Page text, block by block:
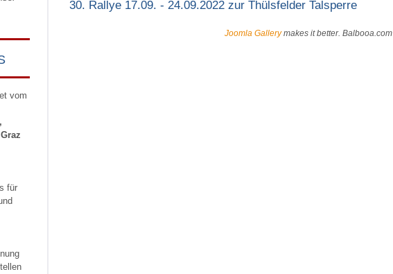
vom
für
30. Rallye 17.09. - 24.09.2022 zur Thülsfelder Talsperre
Joomla Gallerymakes it better. Balbooa.com